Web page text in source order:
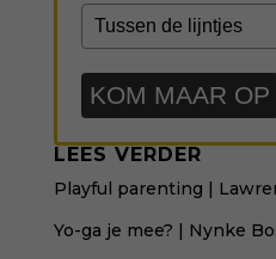
KOM MAAR OP
LEES VERDER
Playful parenting |
Yo-ga je mee? | Nynke